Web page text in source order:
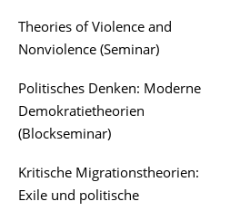
Theories of Violence and
Nonviolence (Seminar)
Politisches Denken: Moderne
Demokratietheorien
(Blockseminar)
Kritische Migrationstheorien:
Exile und politische